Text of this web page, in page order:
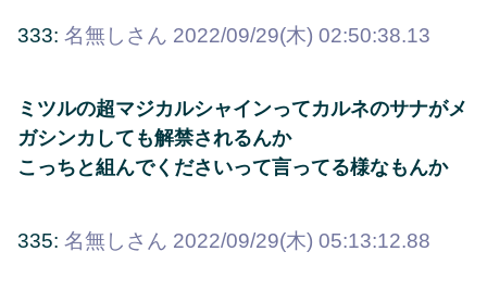
333: 名無しさん 2022/09/29(木) 02:50:38.13
ミツルの超マジカルシャインってカルネのサナがメ
ガシンカしても解禁されるんか
こっちと組んでくださいって言ってる様なもんか
335: 名無しさん 2022/09/29(木) 05:13:12.88